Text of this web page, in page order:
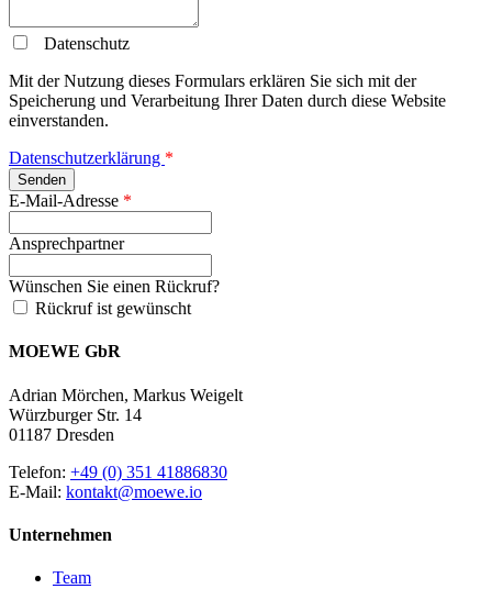
Datenschutz
Mit der Nutzung dieses Formulars erklären Sie sich mit der
Speicherung und Verarbeitung Ihrer Daten durch diese Website
einverstanden.
Datenschutzerklärung *
E-Mail-Adresse *
Ansprechpartner
Wünschen Sie einen Rückruf?
Rückruf ist gewünscht
MOEWE GbR
Adrian Mörchen, Markus Weigelt
Würzburger Str. 14
01187 Dresden
Telefon: +49 (0) 351 41886830
E-Mail: kontakt@moewe.io
Unternehmen
Team